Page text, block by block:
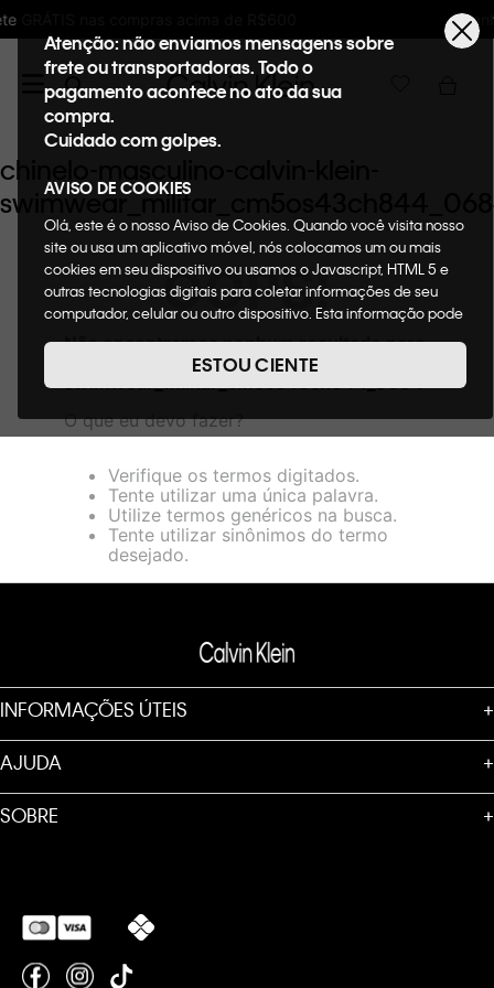
de R$600 Ganhe 10% de GIFTBACK em
Atenção: não enviamos mensagens sobre
frete ou transportadoras. Todo o
pagamento acontece no ato da sua
compra.
Cuidado com golpes.
AVISO DE COOKIES
Olá, este é o nosso Aviso de Cookies. Quando você visita nosso
site ou usa um aplicativo móvel, nós colocamos um ou mais
cookies em seu dispositivo ou usamos o Javascript, HTML 5 e
outras tecnologias digitais para coletar informações de seu
computador, celular ou outro dispositivo. Esta informação pode
informaremos quais cookies usaremos e quais suas funções. A
forma como processamos os dados pessoais que obtemos de
Quando você visita nosso site, consideraremos isso como sua
funcionalidade do site, incluindo, entre outros, a capacidade de
comprar um item em nossa loja virtual. Para maiores
informações sobre o nosso aviso de Cookies acesse o link.
ESTOU CIENTE
chinelo-masculino-calvin-klein-
OOPS!
Não encontramos nenhum resultado para
chinelo-masculino-calvin-klein-
swimwear_militar_cm5os43ch844_0684"
O que eu devo fazer?
Verifique os termos digitados.
Tente utilizar uma única palavra.
Utilize termos genéricos na busca.
Tente utilizar sinônimos do termo
desejado.
INFORMAÇÕES ÚTEIS +
AJUDA +
SOBRE +